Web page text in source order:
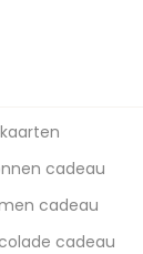
cadeau
cadeau
cadeau